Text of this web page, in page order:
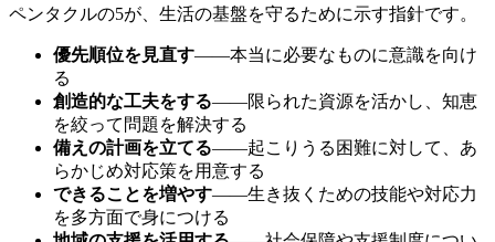
ペンタクルの5が、生活の基盤を守るために示す指針です。
優先順位を見直す——本当に必要なものに意識を向け
る
創造的な工夫をする——限られた資源を活かし、知恵
を絞って問題を解決する
備えの計画を立てる——起こりうる困難に対して、あ
らかじめ対応策を用意する
できることを増やす——生き抜くための技能や対応力
を多方面で身につける